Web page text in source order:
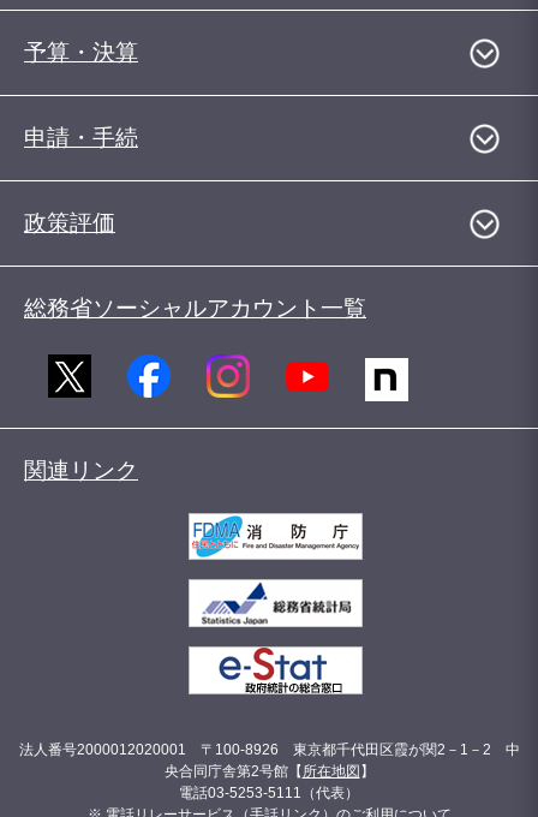
予算・決算
申請・手続
政策評価
総務省ソーシャルアカウント一覧
関連リンク
法人番号2000012020001 〒100-8926 東京都千代田区霞が関2－1－2 中
央合同庁舎第2号館【 所在地図 】
電話03-5253-5111（代表）